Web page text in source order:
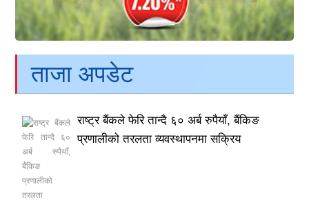
ताजा अपडेट
राष्ट्र बैंकले फेरि तान्दै ६० अर्ब रुपैयाँ, बैंकिङ
प्रणालीको तरलता व्यवस्थापनमा सक्रिय